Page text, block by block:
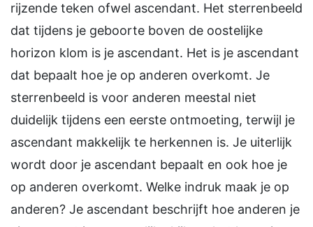
rijzende teken ofwel ascendant. Het sterrenbeeld
dat tijdens je geboorte boven de oostelijke
horizon klom is je ascendant. Het is je ascendant
dat bepaalt hoe je op anderen overkomt. Je
sterrenbeeld is voor anderen meestal niet
duidelijk tijdens een eerste ontmoeting, terwijl je
ascendant makkelijk te herkennen is. Je uiterlijk
wordt door je ascendant bepaalt en ook hoe je
op anderen overkomt. Welke indruk maak je op
anderen? Je ascendant beschrijft hoe anderen je